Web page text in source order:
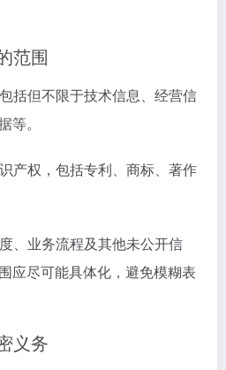
范围
括但不限于技术信息、经营信
等。
产权，包括专利、商标、著作
、业务流程及其他未公开信
应尽可能具体化，避免模糊表
义务